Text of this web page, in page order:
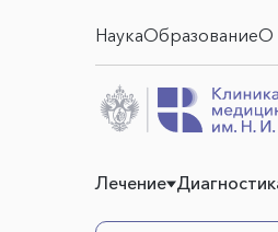
НаукаОбразованиеО
Лечение